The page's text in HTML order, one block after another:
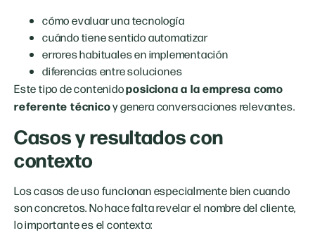
cómo evaluar una tecnología
cuándo tiene sentido automatizar
errores habituales en implementación
diferencias entre soluciones
Este tipo de contenidoposiciona a la empresa como
referente técnicoy genera conversaciones relevantes.
Casos y resultados con
contexto
Los casos de uso funcionan especialmente bien cuando
son concretos. No hace falta revelar el nombre del cliente,
lo importante es el contexto: